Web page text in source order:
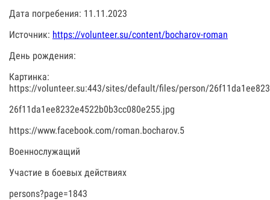
Дата погребения: 11.11.2023
Источник: https://volunteer.su/content/bocharov-roman
День рождения:
Картинка:
https://volunteer.su:443/sites/default/files/person/
26f11da1ee8232e4522b0b3cc080e255.jpg
https://www.facebook.com/roman.bocharov.5
Военнослужащий
Участие в боевых действиях
persons?page=1843